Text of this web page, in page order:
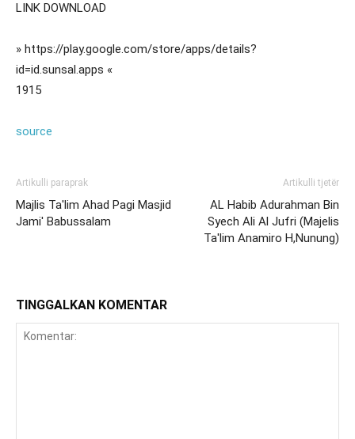
LINK DOWNLOAD
» https://play.google.com/store/apps/details?
id=id.sunsal.apps «
1915
source
Artikulli paraprak
Majlis Ta'lim Ahad Pagi Masjid
Jami' Babussalam
Artikulli tjetër
AL Habib Adurahman Bin
Syech Ali Al Jufri (Majelis
Ta'lim Anamiro H,Nunung)
TINGGALKAN KOMENTAR